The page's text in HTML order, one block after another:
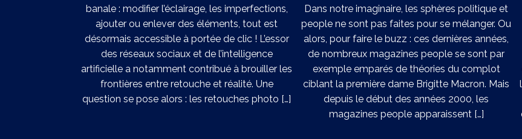
banale : modifier l’éclairage, les imperfections,
ajouter ou enlever des éléments, tout est
désormais accessible à portée de clic ! L’essor
des réseaux sociaux et de l’intelligence
artificielle a notamment contribué à brouiller les
frontières entre retouche et réalité. Une
question se pose alors : les retouches photo […]
Dans notre imaginaire, les sphères politique et
people ne sont pas faites pour se mélanger. Ou
alors, pour faire le buzz : ces dernières années,
de nombreux magazines people se sont par
exemple emparés de théories du complot
ciblant la première dame Brigitte Macron. Mais
depuis le début des années 2000, les
magazines people apparaissent […]